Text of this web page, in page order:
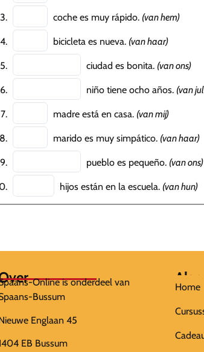
coche es muy rápido. (van hem)
bicicleta es nueva. (van haar)
ciudad es bonita. (van ons)
niño tiene ocho años. (van
madre está en casa. (van mij)
marido es muy simpático. (van haar)
pueblo es pequeño. (van ons)
hijos están en la escuela. (van hun)
Online is onderdeel van
Bussum
Englaan 45
EB Bussum
Home